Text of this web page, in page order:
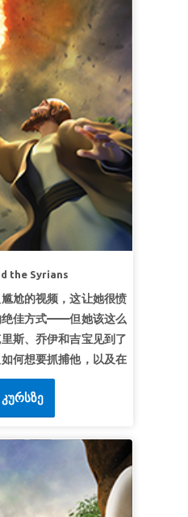
我去做的事。
我们亨通。我们作他仆
米记 2:20 (和合本)
挑战。
扛抬材料的，都一手做
4:17b (和合本)
使我喜乐。
得来的喜乐是你们的力
本)
the Syrians
尬的视频，这让她很愤
绝佳方式——但她该这么
斯、乔伊和吉宝见到了
何想要抓捕他，以及在
了什么。孩子们明白仁
这边。
要惧怕！与我们同在的比
6:16 (和合本)